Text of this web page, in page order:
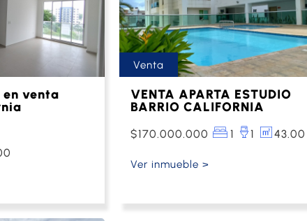
venta
Venta
VENTA APARTA ESTUDIO
BARRIO CALIFORNIA
$170.000.000 1 1 43.00
Ver inmueble >